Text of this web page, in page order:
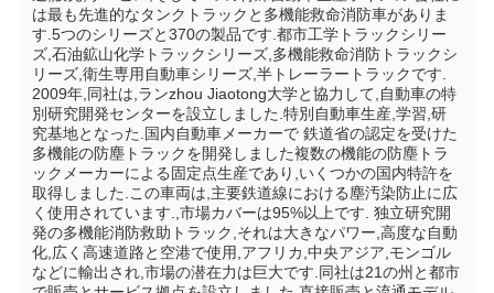
は最も先進的なタンクトラックと多機能救命消防車がありま
す.5つのシリーズと370の製品です.都市工学トラックシリー
ズ,石油鉱山化学トラックシリーズ,多機能救命消防トラックシ
リーズ,衛生専用自動車シリーズ,半トレーラートラックです.
2009年,同社は,ランzhou Jiaotong大学と協力して,自動車の特
別研究開発センターを設立しました.特別自動車生産,学習,研
究基地となった.国内自動車メーカーで 鉄道省の認定を受けた
多機能の防塵トラックを開発しました複数の機能の防塵トラ
ックメーカーによる固定点生産であり,いくつかの国内特許を
取得しました.この車両は,主要鉄道線における塵汚染防止に広
く使用されています.,市場カバーは95%以上です. 独立研究開
発の多機能消防救助トラック,それは大きなパワー,高度な自動
化,広く高速道路と空港で使用,アフリカ,中央アジア,モンゴル
などに輸出され,市場の潜在力は巨大です.同社は21の州と都市